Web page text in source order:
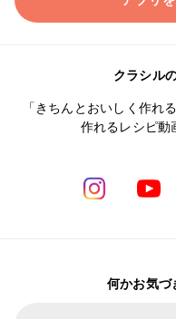
クラシル
「きちんとおいしく作れ
作れるレシピ動
何かお気づ